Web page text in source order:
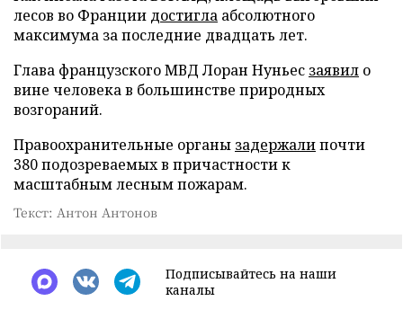
лесов во Франции достигла абсолютного
максимума за последние двадцать лет.
Глава французского МВД Лоран Нуньес заявил о
вине человека в большинстве природных
возгораний.
Правоохранительные органы задержалипочти
380 подозреваемых в причастности к
масштабным лесным пожарам.
Текст: Антон Антонов
Подписывайтесь на наши
каналы